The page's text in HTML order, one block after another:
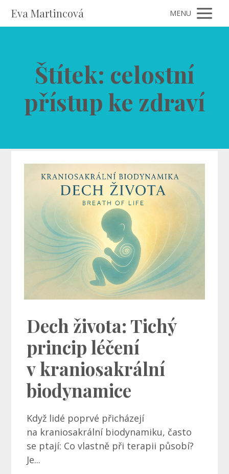
Eva Martincová MENU
Štítek: celostní
přístup ke zdraví
Dech života: Tichý
princip léčení
v kraniosakrální
biodynamice
Když lidé poprvé přicházejí
na kraniosakrální biodynamiku, často
se ptají: Co vlastně při terapii působí?
Je...